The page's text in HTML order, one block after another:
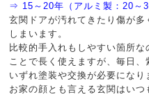
⇒ 15～20年（アルミ製：20～
玄関ドアが汚れてきたり傷が
しまいます。
比較的手入れもしやすい箇所
ことで長く使えますが、毎日
いずれ塗装や交換が必要になり
お家の顔とも言える玄関はいつ